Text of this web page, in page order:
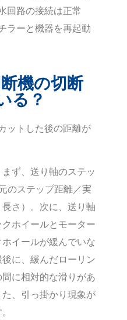
回路の接続は正常
ラーと機器を再起動
機の切断
る？
ットした後の距離が
ず、送り軸のステッ
のステップ距離／実
さ）。次に、送り軸
ホイールとモーター
イールが緩んでいな
に、緩んだローリン
に相対的な滑りがあ
、引っ掛かり現象が